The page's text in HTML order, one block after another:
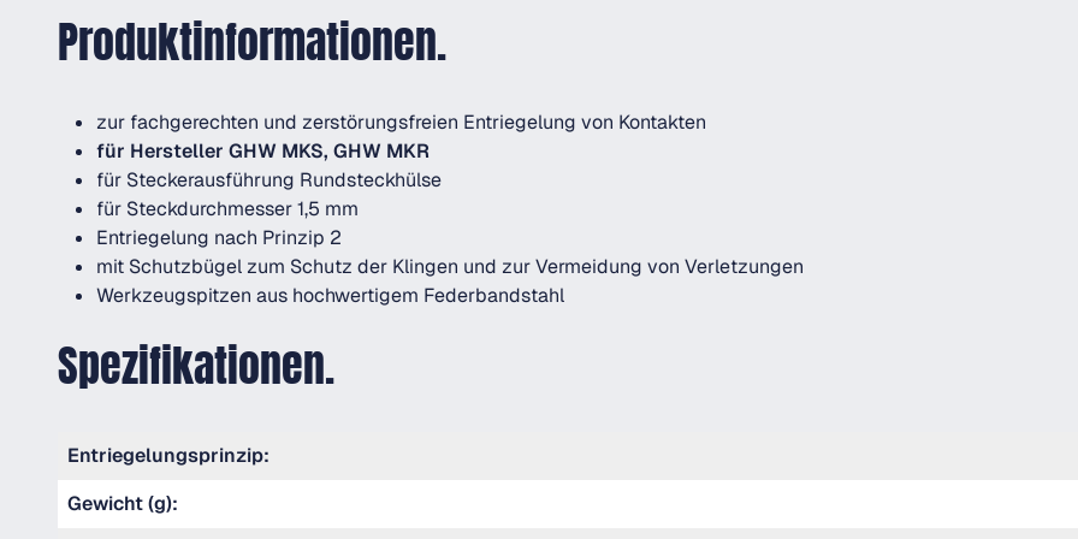
Produktinformationen.
zur fachgerechten und zerstörungsfreien Entriegelung von Kontakten
für Hersteller GHW MKS, GHW MKR
für Steckerausführung Rundsteckhülse
für Steckdurchmesser 1,5 mm
Entriegelung nach Prinzip 2
mit Schutzbügel zum Schutz der Klingen und zur Vermeidung von Verletzungen
Werkzeugspitzen aus hochwertigem Federbandstahl
Spezifikationen.
Entriegelungsprinzip:
Gewicht (g):